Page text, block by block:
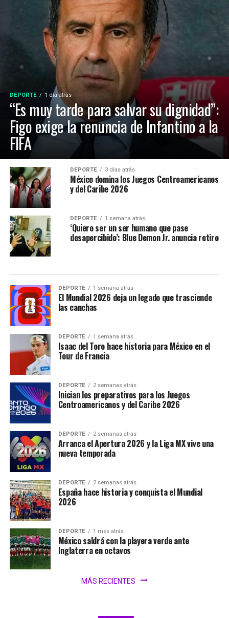
DEPORTE 1 día atrás
“Es muy tarde para salvar su dignidad”:
Figo exige la renuncia de Infantino a la
FIFA
DEPORTE 3 días atrás
México domina los Juegos Centroamericanos
y del Caribe 2026
DEPORTE 1 semana atrás
‘Quiero ser un ser humano que pase
desapercibido’: Blue Demon Jr. anuncia retiro
DEPORTE 1 semana atrás
El Mundial 2026 deja un legado que trasciende
las canchas
DEPORTE 1 semana atrás
Isaac del Toro hace historia para México en el
Tour de Francia
DEPORTE 2 semanas atrás
Inician los preparativos para los Juegos
Centroamericanos y del Caribe 2026
DEPORTE 2 semanas atrás
Arranca el Apertura 2026 y la Liga MX vive una
nueva temporada
DEPORTE 2 semanas atrás
España hace historia y conquista el Mundial
2026
DEPORTE 1 mes atrás
México saldrá con la playera verde ante
Inglaterra en octavos
MÁS RECIENTES
FIFA analiza ampliar el Mundial 2030 a 64